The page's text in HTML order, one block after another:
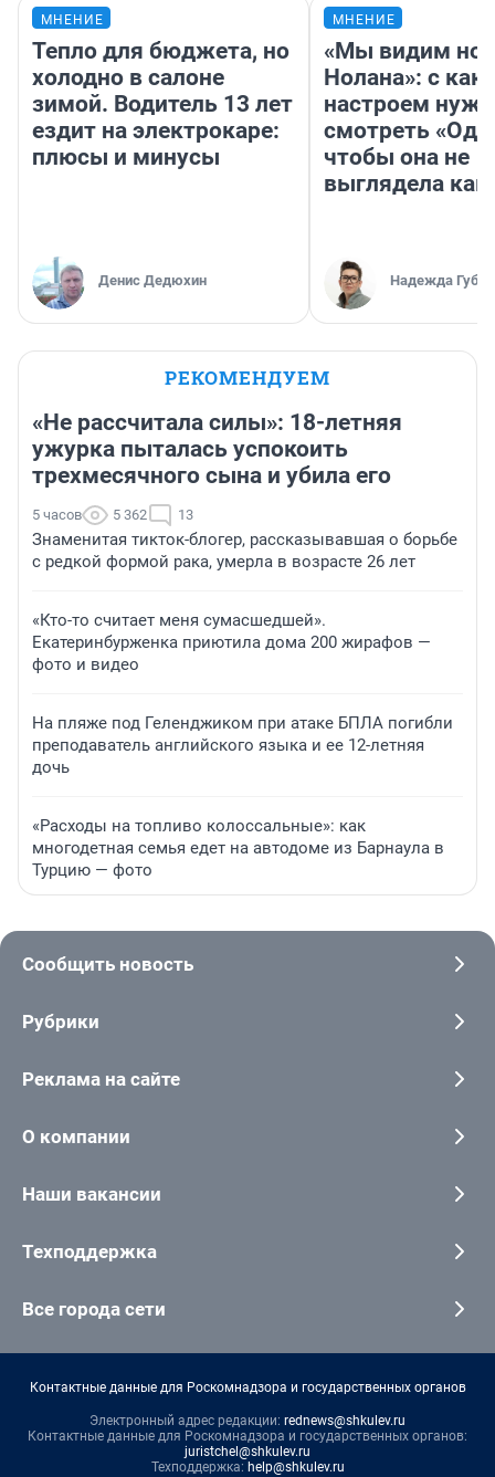
МНЕНИЕ
Тепло для бюджета, но
холодно в салоне
зимой. Водитель 13 лет
ездит на электрокаре:
плюсы и минусы
Денис Дедюхин
МНЕНИЕ
«Мы видим
Нолана»: с
настроем
смотреть
чтобы она не
выглядела как
Надежда
РЕКОМЕНДУЕМ
«Не рассчитала силы»: 18-летняя
ужурка пыталась успокоить
трехмесячного сына и убила его
5 часов 5 362 13
Знаменитая тикток-блогер, рассказывавшая о борьбе
с редкой формой рака, умерла в возрасте 26 лет
«Кто-то считает меня сумасшедшей».
Екатеринбурженка приютила дома 200 жирафов —
фото и видео
На пляже под Геленджиком при атаке БПЛА погибли
преподаватель английского языка и ее 12-летняя
дочь
«Расходы на топливо колоссальные»: как
многодетная семья едет на автодоме из Барнаула в
Турцию — фото
Сообщить новость
Рубрики
Реклама на сайте
О компании
Наши вакансии
Техподдержка
Все города сети
Контактные данные для Роскомнадзора и государственных органов
Электронный адрес редакции: rednews@shkulev.ru
Контактные данные для Роскомнадзора и государственных органов:
juristchel@shkulev.ru
Техподдержка: help@shkulev.ru